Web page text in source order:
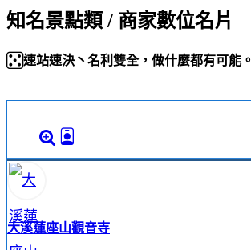
知名景點類 / 商家數位名片
速站速決丶名利雙全，做什麼都有可能。
大溪蓮座山觀音寺